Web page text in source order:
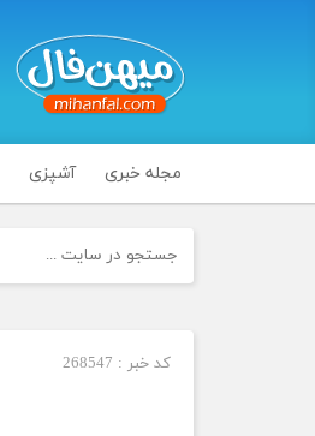
مجله خبری آشپزی
کد خبر : 268547